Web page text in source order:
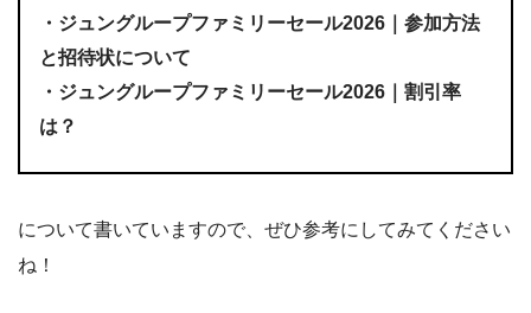
・ジュングループファミリーセール2026｜参加方法
と招待状について
・ジュングループファミリーセール2026｜割引率
は？
について書いていますので、ぜひ参考にしてみてください
ね！